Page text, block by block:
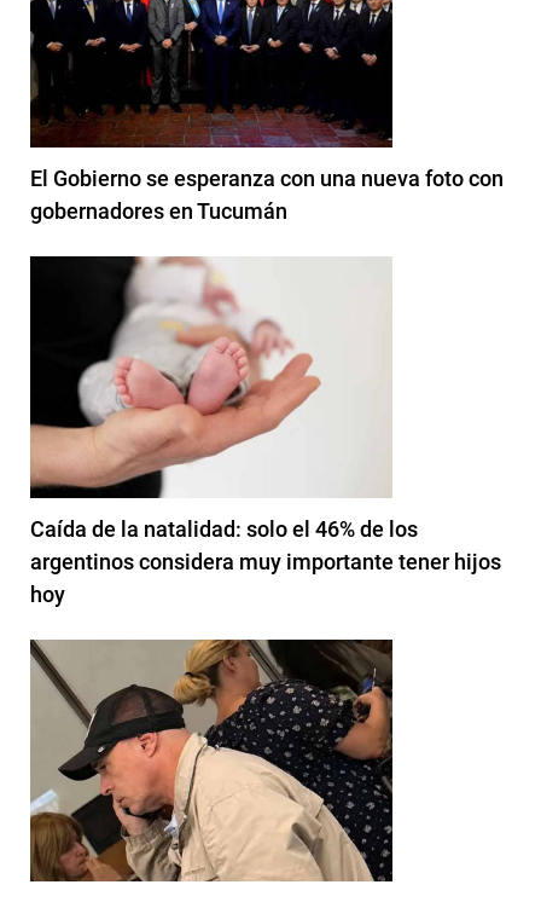
El Gobierno se esperanza con una nueva foto con
gobernadores en Tucumán
Caída de la natalidad: solo el 46% de los
argentinos considera muy importante tener hijos
hoy